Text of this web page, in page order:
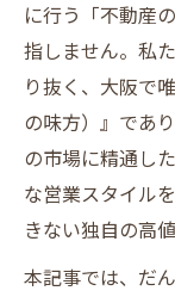
に行う「不動産
指しません。私
り抜く、大阪で
の味方）』であ
の市場に精通し
な営業スタイル
きない独自の高
本記事では、だ